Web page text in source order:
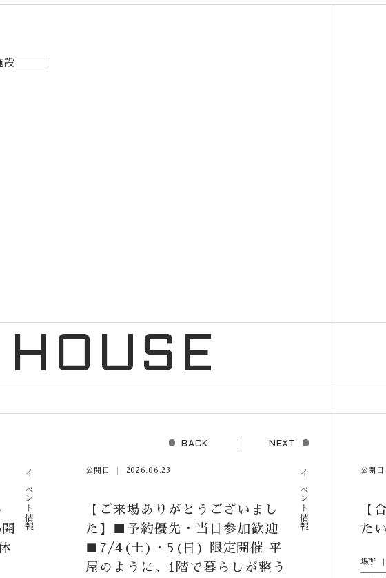
設
BACK NEXT
イベント情報 イベント情報
公開日 2026.06.23
【ご来場ありがとうございまし
た】■予約優先・当日参加歓迎
■7/4(土)・5(日) 限定開催 平
屋のように、1階で暮らしが整う
公開日
【
た
場所